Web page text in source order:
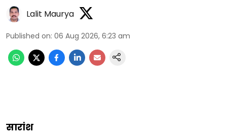
Lalit Maurya
Published on: 06 Aug 2026, 6:23 am
सारांश